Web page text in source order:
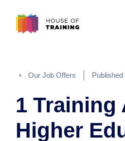
Our Job Offers Published
1 Training
Higher